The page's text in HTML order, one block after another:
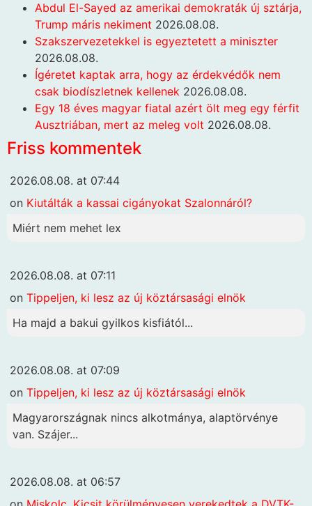
Abdul El-Sayed az amerikai demokraták új sztárja,
Trump máris nekiment 2026.08.08.
Szakszervezetekkel is egyeztetett a miniszter
2026.08.08.
Ígéretet kaptak arra, hogy az érdekvédők nem
csak biodíszletnek kellenek 2026.08.08.
Egy 18 éves magyar fiatal azért ölt meg egy férfit
Ausztriában, mert az meleg volt 2026.08.08.
Friss kommentek
2026.08.08. at 07:44
on Kiutálták a kassai cigányokat Szalonnáról?
Miért nem mehet lex
2026.08.08. at 07:11
on Tippeljen, ki lesz az új köztársasági elnök
Ha majd a bakui gyilkos kisfiától...
2026.08.08. at 07:09
on Tippeljen, ki lesz az új köztársasági elnök
Magyarországnak nincs alkotmánya, alaptörvénye
van. Szájer...
2026.08.08. at 06:57